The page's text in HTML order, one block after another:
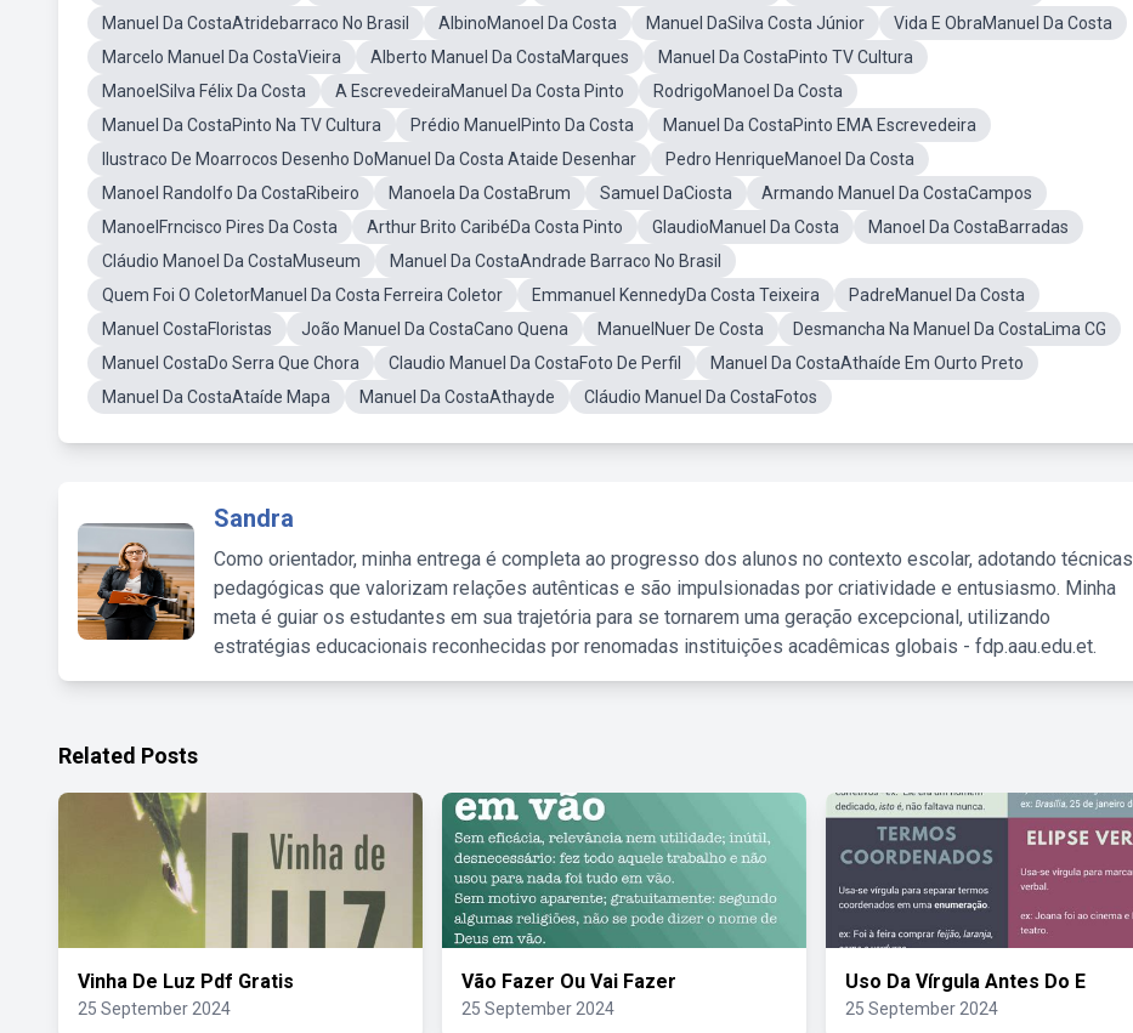
Manuel Da CostaAtridebarraco No Brasil
AlbinoManoel Da Costa Manuel DaSilva Costa Júnior
Vida E ObraManuel Da Costa
Marcelo Manuel Da CostaVieira
Alberto Manuel Da CostaMarques
Manuel Da CostaPinto TV Cultura
ManoelSilva Félix Da Costa
A EscrevedeiraManuel Da Costa Pinto
RodrigoManoel Da Costa
Manuel Da CostaPinto Na TV Cultura
Prédio ManuelPinto Da Costa
Manuel Da CostaPinto EMA Escrevedeira
Ilustraco De Moarrocos Desenho DoManuel Da Costa Ataide Desenhar
Pedro HenriqueManoel Da Costa
Manoel Randolfo Da CostaRibeiro
Manoela Da CostaBrum Samuel DaCiosta
Armando Manuel Da CostaCampos
ManoelFrncisco Pires Da Costa
Arthur Brito CaribéDa Costa Pinto GlaudioManuel Da Costa
Manoel Da CostaBarradas
Cláudio Manoel Da CostaMuseum
Manuel Da CostaAndrade Barraco No Brasil
Quem Foi O ColetorManuel Da Costa Ferreira Coletor
Emmanuel KennedyDa Costa Teixeira
PadreManuel Da Costa
Manuel CostaFloristas
João Manuel Da CostaCano Quena ManuelNuer De Costa
Desmancha Na Manuel Da CostaLima CG
Manuel CostaDo Serra Que Chora
Claudio Manuel Da CostaFoto De Perfil
Manuel Da CostaAthaíde Em Ourto Preto
Manuel Da CostaAtaíde Mapa
Manuel Da CostaAthayde Cláudio Manuel Da CostaFotos
Sandra
Como orientador, minha entrega é completa ao progresso dos alunos no contexto escolar, adotando técnicas
pedagógicas que valorizam relações autênticas e são impulsionadas por criatividade e entusiasmo. Minha
meta é guiar os estudantes em sua trajetória para se tornarem uma geração excepcional, utilizando
estratégias educacionais reconhecidas por renomadas instituições acadêmicas globais - fdp.aau.edu.et.
Related Posts
Vinha De Luz Pdf Gratis
25 September 2024
Vão Fazer Ou Vai Fazer
25 September 2024
Uso Da Vírgula Antes Do E
25 September 2024